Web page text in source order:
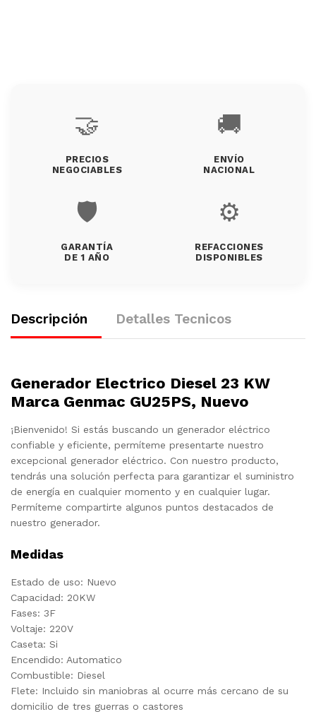
🤝
PRECIOS
NEGOCIABLES
🚚
ENVÍO
NACIONAL
🛡️
GARANTÍA
DE 1 AÑO
⚙️
REFACCIONES
DISPONIBLES
Descripción Detalles Tecnicos
Generador Electrico Diesel 23 KW
Marca Genmac GU25PS, Nuevo
¡Bienvenido! Si estás buscando un generador eléctrico
confiable y eficiente, permíteme presentarte nuestro
excepcional generador eléctrico. Con nuestro producto,
tendrás una solución perfecta para garantizar el suministro
de energía en cualquier momento y en cualquier lugar.
Permíteme compartirte algunos puntos destacados de
nuestro generador.
Medidas
Estado de uso: Nuevo
Capacidad: 20KW
Fases: 3F
Voltaje: 220V
Caseta: Si
Encendido: Automatico
Combustible: Diesel
Flete: Incluido sin maniobras al ocurre más cercano de su
domicilio de tres guerras o castores